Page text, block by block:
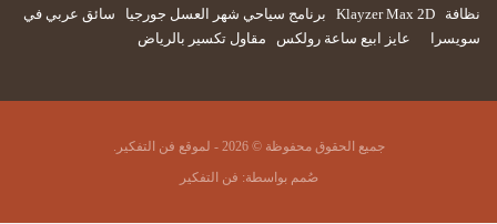
نظافة
Klayzer Max 2D برنامج سياحي شهر العسل جورجيا
سائق عربي في
سويسرا
عايز ابيع ساعة رولكس مقاول تكسير بالرياض
جميع الحقوق محفوظة © 2026 - لموقع فن التفكير.
صُمم بواسطة: فن التفكير